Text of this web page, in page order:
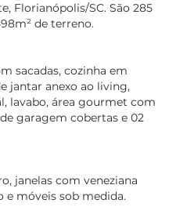
Florianópolis/SC. São 285
de terreno.
sacadas, cozinha em
jantar anexo ao living,
lavabo, área gourmet com
garagem cobertas e 02
janelas com veneziana
e móveis sob medida.